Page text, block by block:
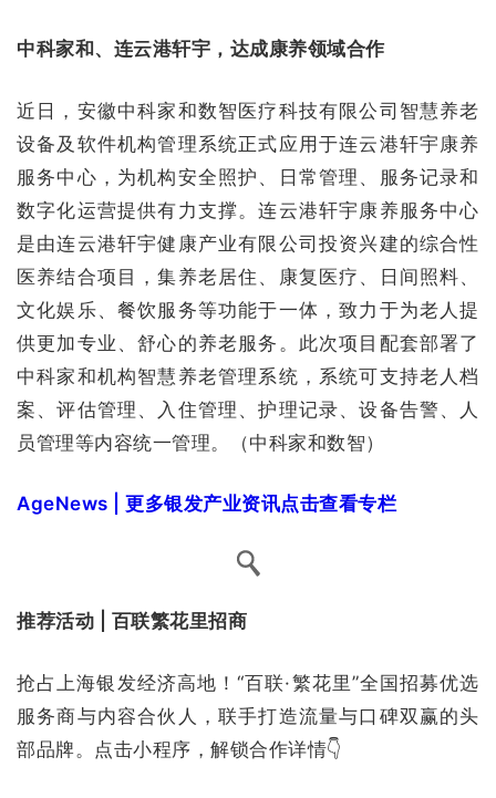
中科家和、连云港轩宇，达成康养领域合作
近日，安徽中科家和数智医疗科技有限公司智慧养老
设备及软件机构管理系统正式应用于连云港轩宇康养
服务中心，为机构安全照护、日常管理、服务记录和
数字化运营提供有力支撑。连云港轩宇康养服务中心
是由连云港轩宇健康产业有限公司投资兴建的综合性
医养结合项目，集养老居住、康复医疗、日间照料、
文化娱乐、餐饮服务等功能于一体，致力于为老人提
供更加专业、舒心的养老服务。此次项目配套部署了
中科家和机构智慧养老管理系统，系统可支持老人档
案、评估管理、入住管理、护理记录、设备告警、人
员管理等内容统一管理。（中科家和数智）
AgeNews | 更多银发产业资讯点击查看专栏
推荐活动 | 百联繁花里招商
抢占上海银发经济高地！“百联·繁花里”全国招募优选
服务商与内容合伙人，联手打造流量与口碑双赢的头
部品牌。点击小程序，解锁合作详情👇